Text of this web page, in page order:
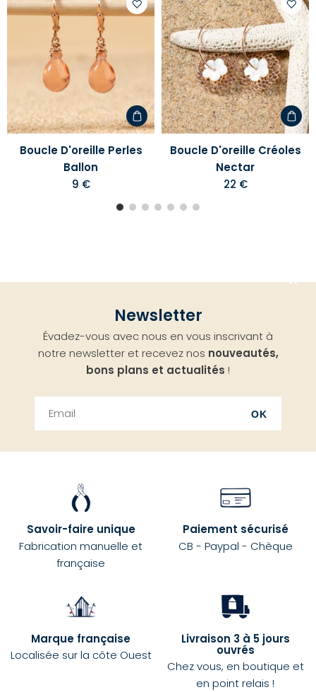
Ajouter
d'envies
Boucle D'oreille Perles
Ballon
9 €
à
votre
liste
Boucle D'oreille Créoles
Nectar
22 €
Newsletter
Évadez-vous avec nous en vous inscrivant à
notre newsletter et recevez nos nouveautés,
bons plans et actualités !
OK
Savoir-faire unique
Fabrication manuelle et
française
Paiement sécurisé
CB - Paypal - Chèque
Marque française
Localisée sur la côte Ouest
Livraison 3 à 5 jours
ouvrés
Chez vous, en boutique et
en point relais !